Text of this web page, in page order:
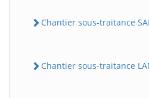
Chantier sous-traitance
Chantier sous-traitance